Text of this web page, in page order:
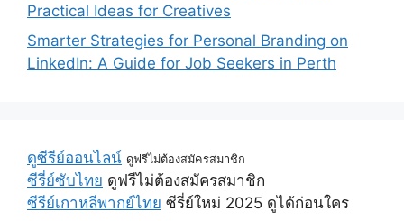
Practical Ideas for Creatives
Smarter Strategies for Personal Branding on
LinkedIn: A Guide for Job Seekers in Perth
ดูซีรีย์ออนไลน์ ดูฟรีไม่ต้องสมัครสมาชิก
ซีรี่ย์ซับไทย ดูฟรีไม่ต้องสมัครสมาชิก
ซีรีย์เกาหลีพากย์ไทย ซีรี่ย์ใหม่ 2025 ดูได้ก่อนใคร